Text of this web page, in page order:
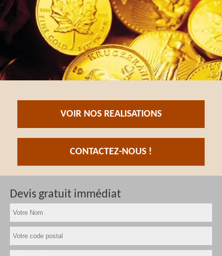
VOIR NOS REALISATIONS
CONTACTEZ-NOUS !
Devis gratuit immédiat